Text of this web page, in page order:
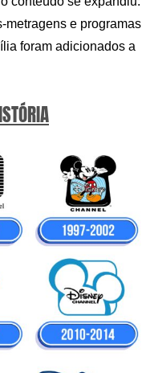
metragens e programas
foram adicionados a